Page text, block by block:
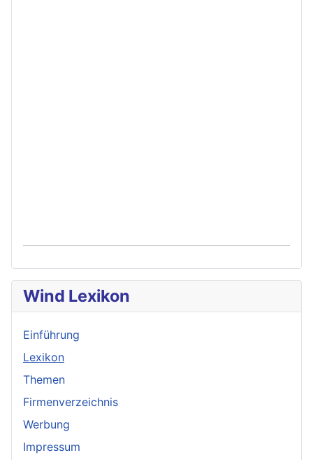
Wind Lexikon
Einführung
Lexikon
Themen
Firmenverzeichnis
Werbung
Impressum